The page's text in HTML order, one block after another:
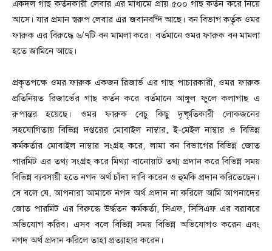
একদল গাছ কর্তনকারী লেবার এর মাধ্যমে প্রায় ৫০০ গাছ কর্তন করে নিয়ে
আসে। যার প্রমান স্বরুপ লেবার এর জবানবন্দি আছে। বন বিভাগ কর্তৃক ওমর
ফারুক এর বিরুদ্ধে ৬/৭টি বন মামলা করে। বর্তমানে ওমর ফারুক বন মামলা
হতে জামিনে আছে।
প্রকৃতপক্ষে ওমর ফারুক একজন রিজার্ভ এর গাছ পাচারকারী, ওমর ফারুক
প্রতিনিয়ত রিজার্ভের গাছ কর্তন করে বর্তমানে আঙ্গুল ফুলে কলাগাছ এ
রুপান্তর হয়েছে। ওমর ফারুক বেচু কিছু দৃষ্কৃতিকারী লোকজনের
সহযোগিতায় বিভিন্ন দপ্তরের মোবাইল নাম্বার, ই-মেইল নাম্বার ও বিভিন্ন
কর্মকর্তার মোবাইল নাম্বার সংগ্রহ করে, লামা বন বিভাগের বিভিন্ন জোত
পারমিট এর তথ্য সংগ্রহ করে মিথ্যা বানোয়াট তথ্য প্রদান করে বিভিন্ন সময়
বিভিন্ন ব্যবসায়ী হতে নগদ অর্থ চাঁদা দাবি করেন ও হুমকি প্রদান করিতেছেন।
সে বলে যে, আপনারা আমাকে নগদ অর্থ প্রদান না করিলে আমি আপনাদের
জোত পারমিট এর বিরুদ্ধে উর্দ্ধতন কর্মকর্তা, সিএফ, সিসিএফ এর বরাবরে
অভিযোগ করিব। এসব বলে বিভিন্ন সময় বিভিন্ন অভিযোগও করেন এবং
নগদ অর্থ প্রদান করিলে তাহা প্রত্যাহার করেন।